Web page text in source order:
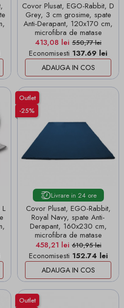
Covor Plusat, EGO-Rabbit, D
Grey, 3 cm grosime, spate
Anti-Derapant, 120x170 cm,
microfibra de matase
Pret
413,08 lei Pret de baza
550,77 lei
Economisesti 137.69 lei
ADAUGA IN COS
Outlet
-25%
Livrare in 24 ore
Covor Plusat, EGO-Rabbit,
Royal Navy, spate Anti-
Derapant, 160x230 cm,
microfibra de matase
Pret
458,21 leiPret de baza
610,95 lei
Economisesti 152.74 lei
ADAUGA IN COS
Outlet